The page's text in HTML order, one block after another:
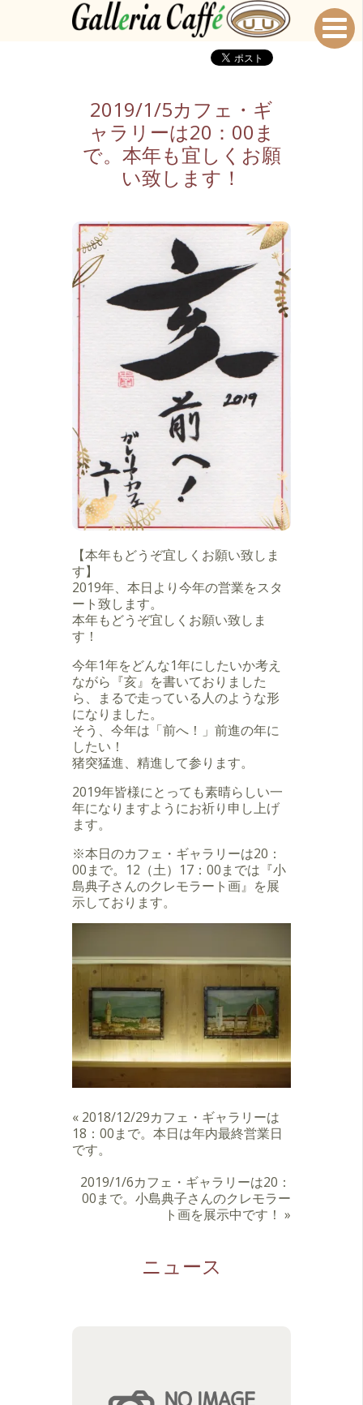
2019/1/5カフェ・ギ
ャラリーは20：00ま
で。本年も宜しくお願
い致します！
【本年もどうぞ宜しくお願い致しま
す】
2019年、本日より今年の営業をスタ
ート致します。
本年もどうぞ宜しくお願い致しま
す！
今年1年をどんな1年にしたいか考え
ながら『亥』を書いておりました
ら、まるで走っている人のような形
になりました。
そう、今年は「前へ！」前進の年に
したい！
猪突猛進、精進して参ります。
2019年皆様にとっても素晴らしい一
年になりますようにお祈り申し上げ
ます。
※本日のカフェ・ギャラリーは20：
00まで。12（土）17：00までは『小
島典子さんのクレモラート画』を展
示しております。
« 2018/12/29カフェ・ギャラリーは
18：00まで。本日は年内最終営業日
です。
2019/1/6カフェ・ギャラリーは20：
00まで。小島典子さんのクレモラー
ト画を展示中です！ »
ニュース